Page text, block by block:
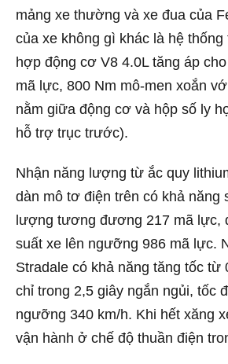
mảng xe thường và xe đua của
của xe không gì khác là hệ thống
hợp động cơ V8 4.0L tăng áp
mã lực, 800 Nm mô-men xoắn
nằm giữa động cơ và hộp số ly
hỗ trợ trục trước).
Nhận năng lượng từ ắc quy
dàn mô tơ điện trên có khả năng
lượng tương đương 217 mã lực,
suất xe lên ngưỡng 986 mã lực.
Stradale có khả năng tăng tốc từ
chỉ trong 2,5 giây ngắn ngủi, tốc
ngưỡng 340 km/h. Khi hết xăng
vận hành ở chế độ thuần điện